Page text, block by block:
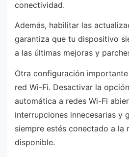
conectividad.
Además, habilitar las
garantiza que tu dispositivo
a las últimas mejoras y
Otra configuración
red Wi-Fi. Desactivar la
automática a redes Wi-Fi
interrupciones innecesarias y
siempre estés conectado a la
disponible.